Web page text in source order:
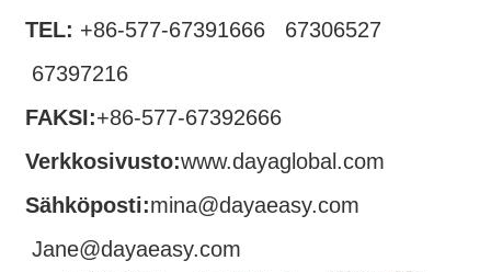
TEL: +86-577-67391666
67306527
67397216
FAKSI:+86-577-67392666
Verkkosivusto:www.dayaglobal.com
Sähköposti:mina@dayaeasy.com
Jane@dayaeasy.com